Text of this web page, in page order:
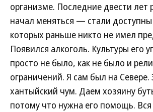
организме. Последние двести лет
начал меняться — стали
которых раньше никто не имел
Появился алкоголь. Культуры его
просто не было, как не было и
ограничений. Я сам был на
хантыйский чум. Даем хозяину
потому что нужна его помощь. Вся